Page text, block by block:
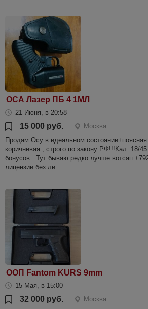
ОСА Лазер ПБ 4 1МЛ
21 Июня, в 20:58
15 000 руб.
Москва
Продам Осу в идеальном
коричневая , строго по закону РФ!!!Кал. 18/
бонусов . Тут бываю редко лучше вотсап
лицензии без ли...
ООП Fantom KURS 9mm
15 Мая, в 15:00
32 000 руб. Москва